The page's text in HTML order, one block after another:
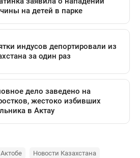
Актобе
Новости Казахстана